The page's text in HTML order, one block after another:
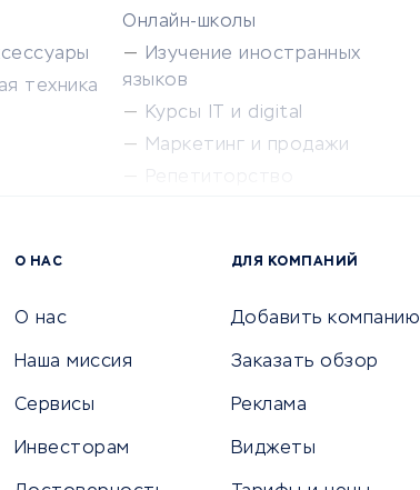
техника
Онлайн-школы
Изучение иностранных
языков
Курсы IT и digital
Маркетинг и продажи
Университеты
О НАС
О нас
Наша миссия
Сервисы
Инвесторам
ДЛЯ КОМПАНИЙ
Добавить компанию
Заказать обзор
Реклама
Виджеты